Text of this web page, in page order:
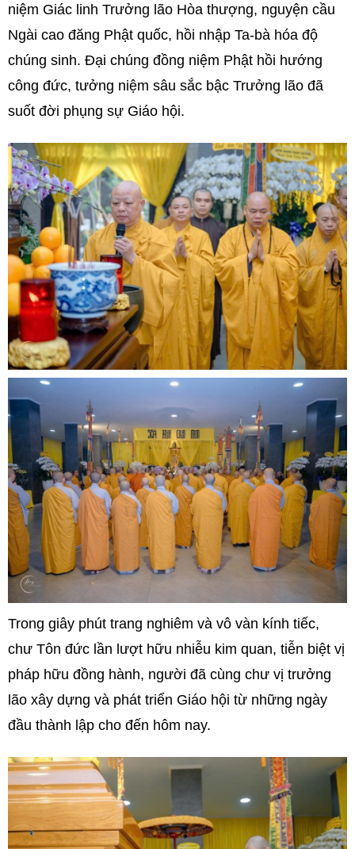
niệm Giác linh Trưởng lão Hòa thượng, nguyện cầu
Ngài cao đăng Phật quốc, hồi nhập Ta-bà hóa độ
chúng sinh. Đại chúng đồng niệm Phật hồi hướng
công đức, tưởng niệm sâu sắc bậc Trưởng lão đã
suốt đời phụng sự Giáo hội.
Trong giây phút trang nghiêm và vô vàn kính tiếc,
chư Tôn đức lần lượt hữu nhiễu kim quan, tiễn biệt vị
pháp hữu đồng hành, người đã cùng chư vị trưởng
lão xây dựng và phát triển Giáo hội từ những ngày
đầu thành lập cho đến hôm nay.